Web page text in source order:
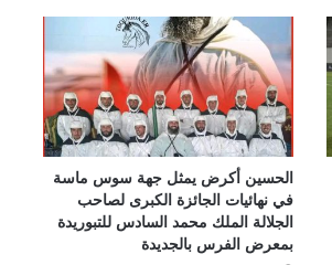
الحسين أكرض يمثل جهة سوس ماسة
في نهائيات الجائزة الكبرى لصاحب
الجلالة الملك محمد السادس للتبوريدة
بمعرض الفرس بالجديدة